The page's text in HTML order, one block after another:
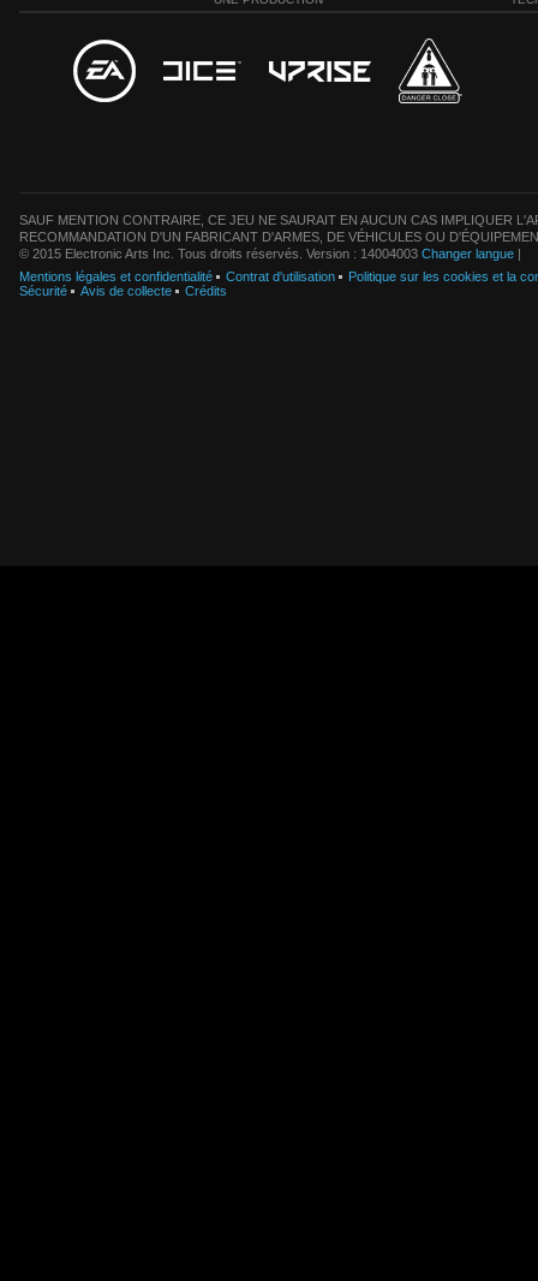
SAUF MENTION CONTRAIRE, CE JEU NE SAURAIT EN AUCUN CAS IMPLIQUER
RECOMMANDATION D'UN FABRICANT D'ARMES, DE VÉHICULES OU
© 2015 Electronic Arts Inc. Tous droits réservés. Version : 14004003 Changer langue |
Mentions légales et confidentialité
Contrat d'utilisation
Politique sur les cookies et la
Sécurité
Avis de collecte Crédits